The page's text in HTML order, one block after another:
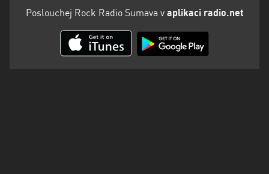
Poslouchej Rock Radio Sumava v aplikaci radio.net